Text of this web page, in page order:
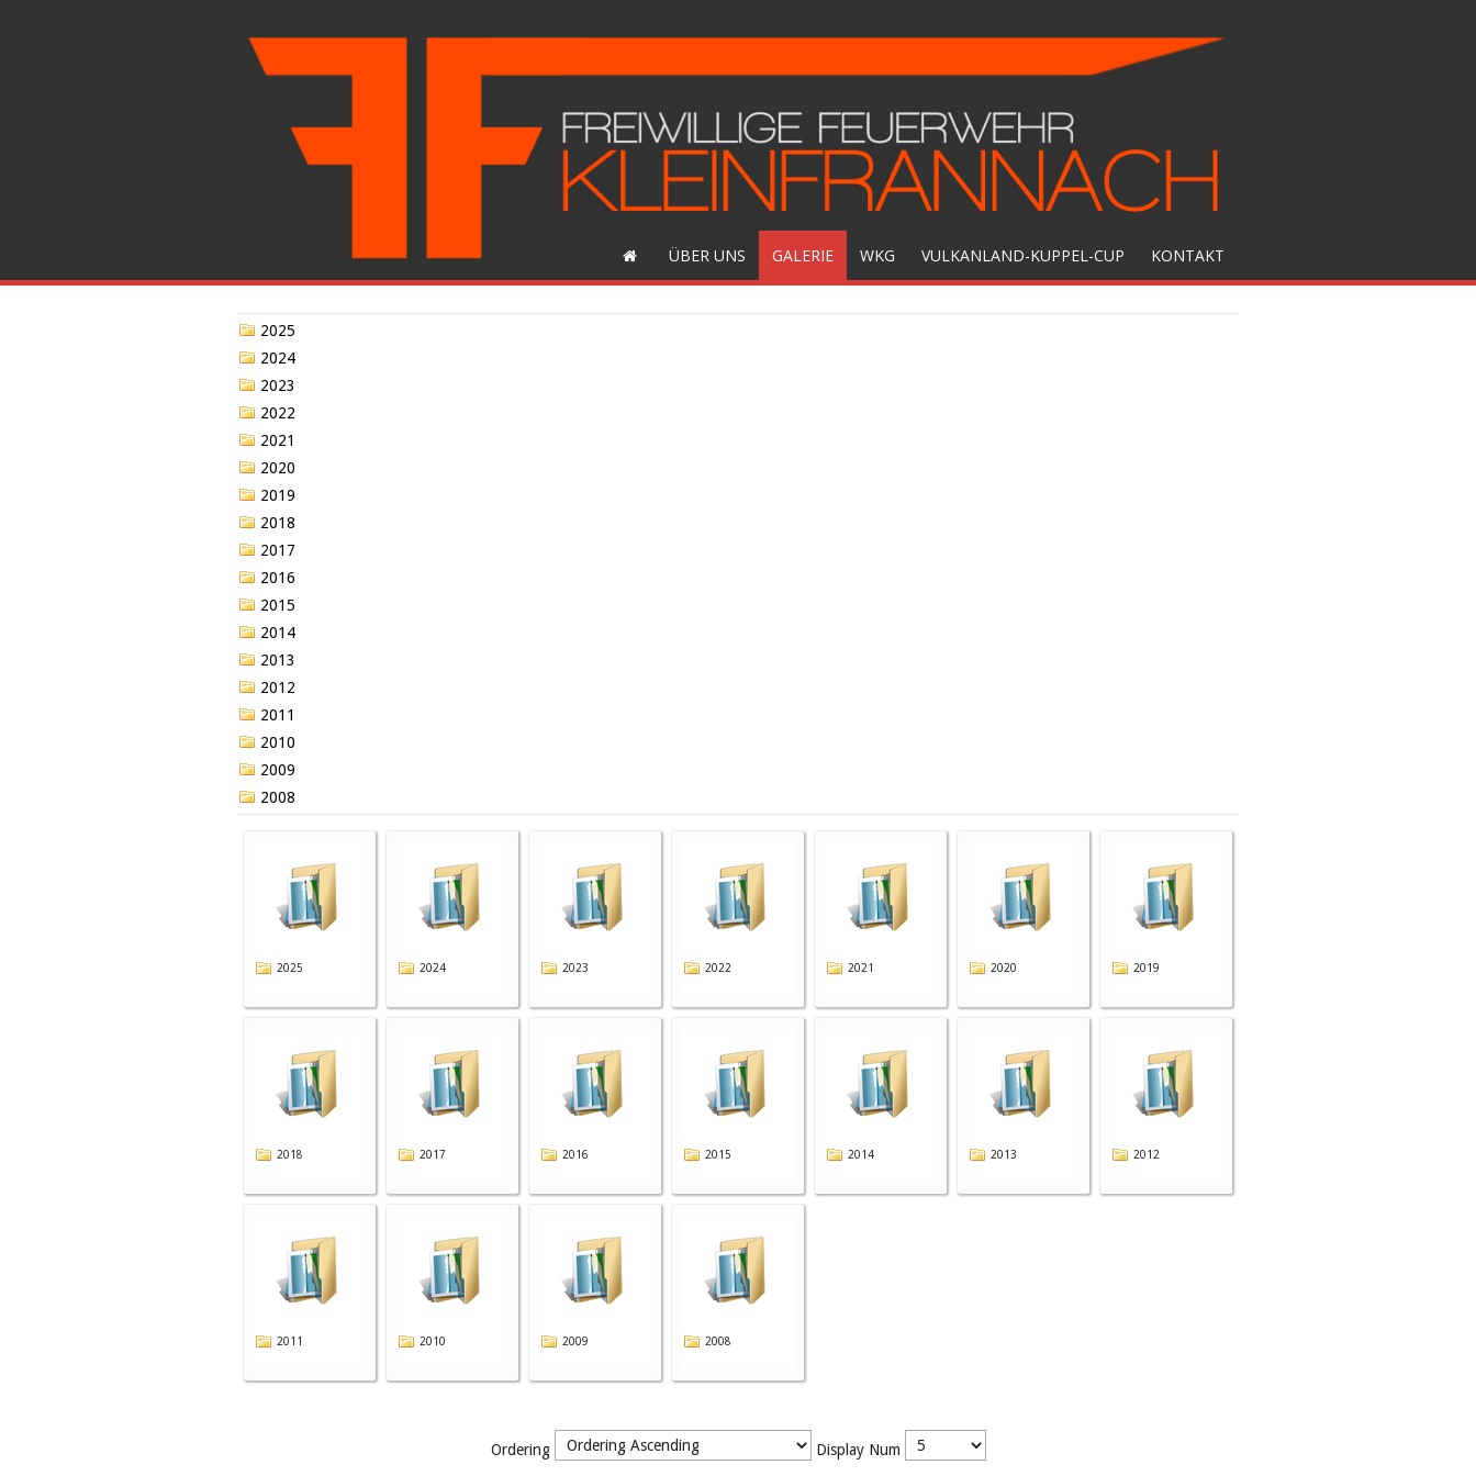
ÜBER UNS GALERIE WKG VULKANLAND-KUPPEL-CUP KONTAKT
2025
2024
2023
2022
2021
2020
2019
2018
2017
2016
2015
2014
2013
2012
2011
2010
2009
2008
2025 2024 2023 2022 2021 2020 2019
2018 2017 2016 2015 2014 2013 2012
2011 2010 2009 2008
Ordering Display Num